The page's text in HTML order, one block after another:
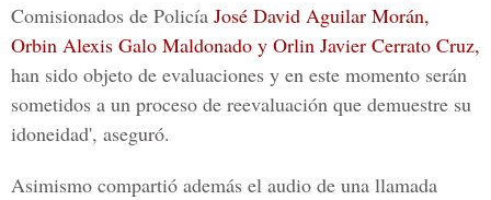
Comisionados de Policía José David Aguilar Morán,
Orbin Alexis Galo Maldonado y Orlin Javier Cerrato Cruz,
han sido objeto de evaluaciones y en este momento serán
sometidos a un proceso de reevaluación que demuestre su
idoneidad', aseguró.
Asimismo compartió además el audio de una llamada